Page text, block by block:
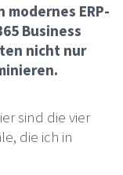
modernes ERP-
Business
nicht nur
sind die vier
die ich in